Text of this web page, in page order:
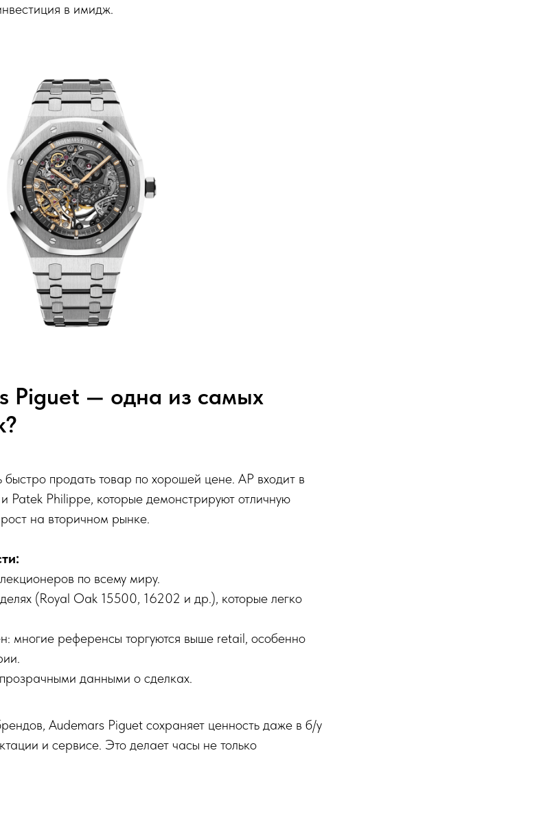
в имидж.
Piguet — одна из самых
продать товар по хорошей цене. AP входит в
Patek Philippe, которые демонстрируют отличную
на вторичном рынке.
по всему миру.
(Royal Oak 15500, 16202 и др.), которые легко
многие референсы торгуются выше retail, особенно
данными о сделках.
Audemars Piguet сохраняет ценность даже в б/у
и сервисе. Это делает часы не только